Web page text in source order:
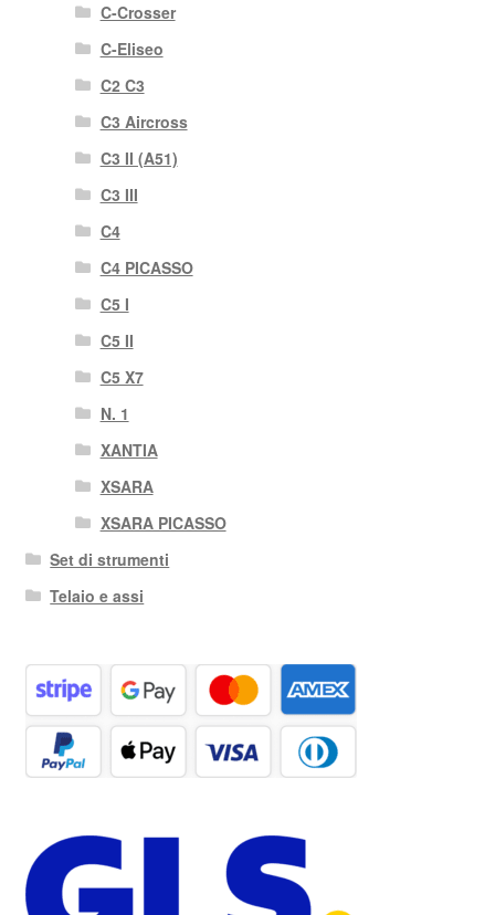
C-Crosser
C-Eliseo
C2 C3
C3 Aircross
C3 II (A51)
C3 III
C4
C4 PICASSO
C5 I
C5 II
C5 X7
N. 1
XANTIA
XSARA
XSARA PICASSO
Set di strumenti
Telaio e assi